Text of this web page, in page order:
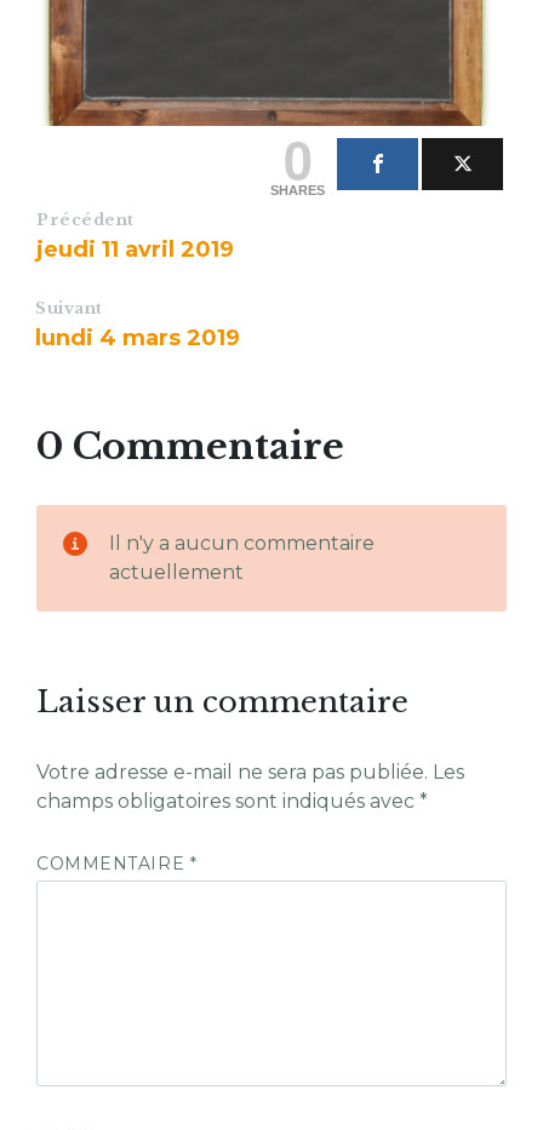
0
SHARES
Précédent
jeudi 11 avril 2019
Suivant
lundi 4 mars 2019
0 Commentaire
Il n'y a aucun commentaire
actuellement
Laisser un commentaire
Votre adresse e-mail ne sera pas publiée. Les
champs obligatoires sont indiqués avec *
COMMENTAIRE *